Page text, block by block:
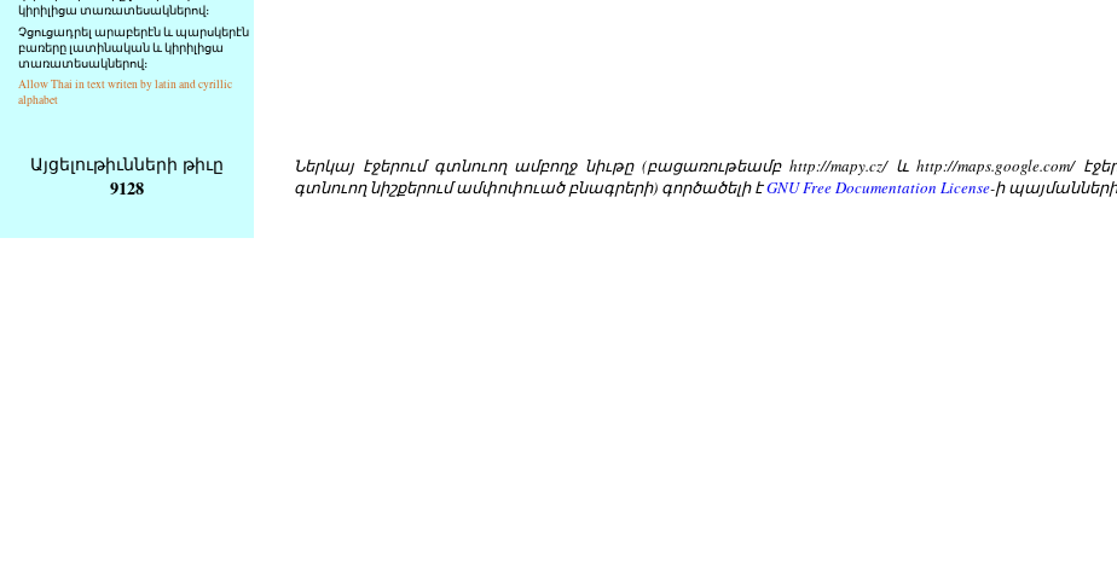
կիրիլիցա տառատեսակներով։
Չցուցադրել արաբերէն և պարսկերէն
բառերը լատինական և կիրիլիցա
տառատեսակներով։
Allow Thai in text writen by latin and cyrillic
alphabet
Այցելութիւնների թիւը
9128
Ներկայ էջերում գտնուող ամբողջ նիւթը (բացառութեամբ http://mapy.cz/ և http://maps.google.com/
գտնուող նիշքերում ամփոփուած բնագրերի) գործածելի էGNU Free Documentation License-ի